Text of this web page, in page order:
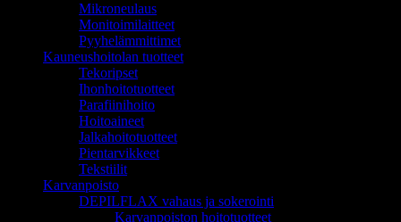
Mikroneulaus
Monitoimilaitteet
Pyyhelämmittimet
Kauneushoitolan tuotteet
Tekoripset
Ihonhoitotuotteet
Parafiinihoito
Hoitoaineet
Jalkahoitotuotteet
Pientarvikkeet
Tekstiilit
Karvanpoisto
DEPILFLAX vahaus ja sokerointi
Karvanpoiston hoitotuotteet